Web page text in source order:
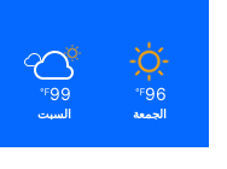
96
℉
الجمعة
99
℉
السبت